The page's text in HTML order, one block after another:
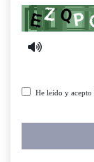
Captcha
He leído y acepto